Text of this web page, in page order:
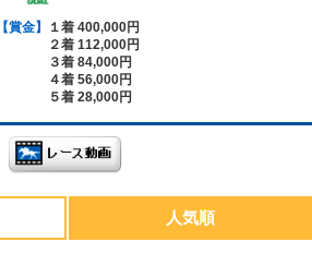
【賞金】
１着 400,000円
２着 112,000円
３着 84,000円
４着 56,000円
５着 28,000円
人気順